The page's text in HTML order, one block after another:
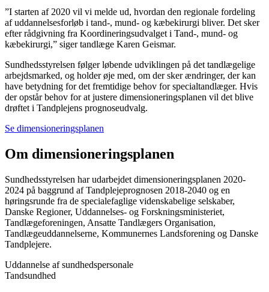
”I starten af 2020 vil vi melde ud, hvordan den regionale fordeling
af uddannelsesforløb i tand-, mund- og kæbekirurgi bliver. Det sker
efter rådgivning fra Koordineringsudvalget i Tand-, mund- og
kæbekirurgi,” siger tandlæge Karen Geismar.
Sundhedsstyrelsen følger løbende udviklingen på det tandlægelige
arbejdsmarked, og holder øje med, om der sker ændringer, der kan
have betydning for det fremtidige behov for specialtandlæger. Hvis
der opstår behov for at justere dimensioneringsplanen vil det blive
drøftet i Tandplejens prognoseudvalg.
Se dimensioneringsplanen
Om dimensioneringsplanen
Sundhedsstyrelsen har udarbejdet dimensioneringsplanen 2020-
2024 på baggrund af Tandplejeprognosen 2018-2040 og en
høringsrunde fra de specialefaglige videnskabelige selskaber,
Danske Regioner, Uddannelses- og Forskningsministeriet,
Tandlægeforeningen, Ansatte Tandlægers Organisation,
Tandlægeuddannelserne, Kommunernes Landsforening og Danske
Tandplejere.
Uddannelse af sundhedspersonale
Tandsundhed